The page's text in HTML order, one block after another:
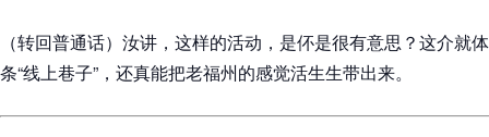
（转回普通话）汝讲，这样的活动，是伓是很有意思？这介就
条“线上巷子”，还真能把老福州的感觉活生生带出来。